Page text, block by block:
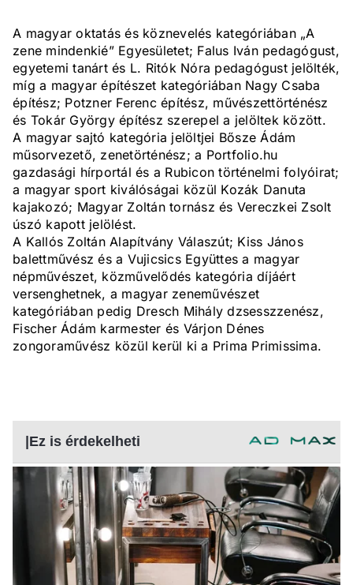
A magyar oktatás és köznevelés kategóriában „A
zene mindenkié” Egyesületet; Falus Iván pedagógust,
egyetemi tanárt és L. Ritók Nóra pedagógust jelölték,
míg a magyar építészet kategóriában Nagy Csaba
építész; Potzner Ferenc építész, művészettörténész
és Tokár György építész szerepel a jelöltek között.
A magyar sajtó kategória jelöltjei Bősze Ádám
műsorvezető, zenetörténész; a Portfolio.hu
gazdasági hírportál és a Rubicon történelmi folyóirat;
a magyar sport kiválóságai közül Kozák Danuta
kajakozó; Magyar Zoltán tornász és Vereczkei Zsolt
úszó kapott jelölést.
A Kallós Zoltán Alapítvány Válaszút; Kiss János
balettművész és a Vujicsics Együttes a magyar
népművészet, közművelődés kategória díjáért
versenghetnek, a magyar zeneművészet
kategóriában pedig Dresch Mihály dzsesszzenész,
Fischer Ádám karmester és Várjon Dénes
zongoraművész közül kerül ki a Prima Primissima.